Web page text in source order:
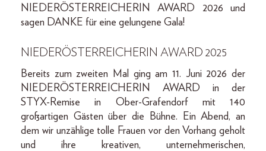
NIEDERÖSTERREICHERIN AWARD 2026 und
sagen DANKE für eine gelungene Gala!
NIEDERÖSTERREICHERIN AWARD 2025
Bereits zum zweiten Mal ging am 11. Juni 2026 der
NIEDERÖSTERREICHERIN AWARD in der
STYX-Remise in Ober-Grafendorf mit 140
großartigen Gästen über die Bühne. Ein Abend, an
dem wir unzählige tolle Frauen vor den Vorhang geholt
und ihre kreativen, unternehmerischen,